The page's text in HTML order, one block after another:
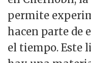
permite
hacen parte de
el tiempo. Este